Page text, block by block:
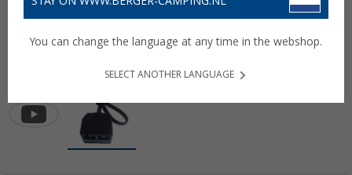
You can change the language at any time in the webshop.
SELECT ANOTHER LANGUAGE